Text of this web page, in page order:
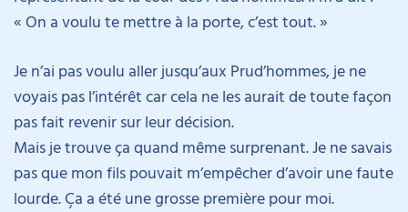
« On a voulu te mettre à la porte, c’est tout. »
Je n’ai pas voulu aller jusqu’aux Prud’hommes, je ne
voyais pas l’intérêt car cela ne les aurait de toute façon
pas fait revenir sur leur décision.
Mais je trouve ça quand même surprenant. Je ne savais
pas que mon fils pouvait m’empêcher d’avoir une faute
lourde. Ça a été une grosse première pour moi.